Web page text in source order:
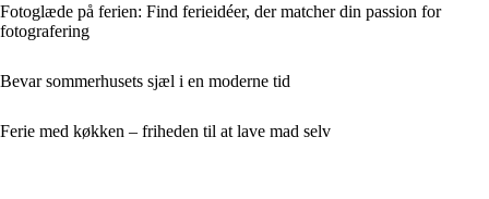
Fotoglæde på ferien: Find ferieidéer, der matcher din passion for
fotografering
Bevar sommerhusets sjæl i en moderne tid
Ferie med køkken – friheden til at lave mad selv